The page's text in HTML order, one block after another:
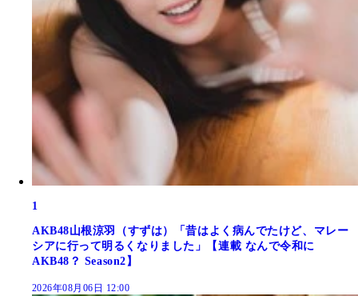
1
AKB48山根涼羽（すずは）「昔はよく病んでたけど、マレー
シアに行って明るくなりました」【連載 なんで令和に
AKB48？ Season2】
2026年08月06日 12:00